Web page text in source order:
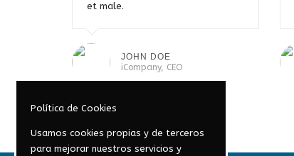
et male.
JOHN DOE
iCompany, CEO
Política de Cookies
Usamos cookies propias y de terceros
para mejorar nuestros servicios y